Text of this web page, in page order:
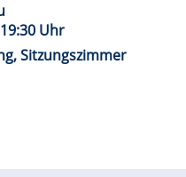
Uhr
Sitzungszimmer